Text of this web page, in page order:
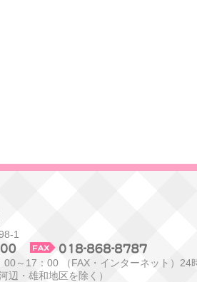
1
00～17：00 （FAX・インターネット）24
辺・雄和地区を除く）